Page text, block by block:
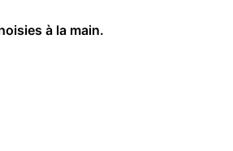
à la main.